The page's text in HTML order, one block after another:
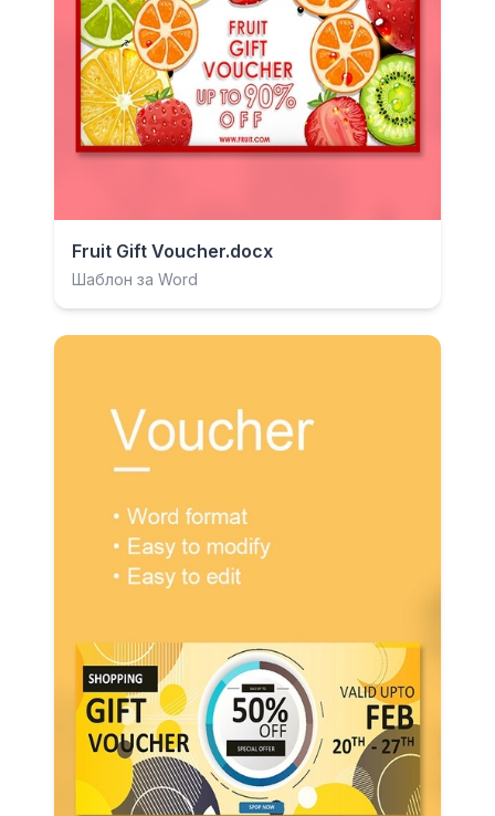
Fruit Gift Voucher.docx
Шаблон за Word